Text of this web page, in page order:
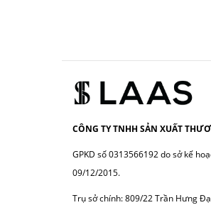
CÔNG TY TNHH SẢN XUẤT
GPKD số 0313566192 do sở kế
09/12/2015.
Trụ sở chính: 809/22 Trần Hưng